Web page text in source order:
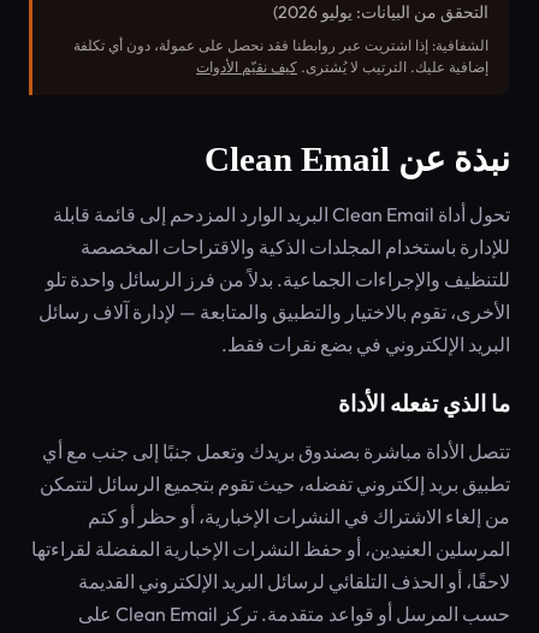
التحقق من البيانات: يوليو 2026)
الشفافية: إذا اشتريت عبر روابطنا فقد نحصل على عمولة، دون أي تكلفة
إضافية عليك. الترتيب لا يُشترى. كيف نقيّم الأدوات
نبذة عن Clean Email
تحول أداة Clean Email البريد الوارد المزدحم إلى قائمة قابلة
للإدارة باستخدام المجلدات الذكية والاقتراحات المخصصة
للتنظيف والإجراءات الجماعية. بدلاً من فرز الرسائل واحدة تلو
الأخرى، تقوم بالاختيار والتطبيق والمتابعة — لإدارة آلاف رسائل
البريد الإلكتروني في بضع نقرات فقط.
ما الذي تفعله الأداة
تتصل الأداة مباشرة بصندوق بريدك وتعمل جنبًا إلى جنب مع أي
تطبيق بريد إلكتروني تفضله، حيث تقوم بتجميع الرسائل لتتمكن
من إلغاء الاشتراك في النشرات الإخبارية، أو حظر أو كتم
المرسلين العنيدين، أو حفظ النشرات الإخبارية المفضلة لقراءتها
لاحقًا، أو الحذف التلقائي لرسائل البريد الإلكتروني القديمة
حسب المرسل أو قواعد متقدمة. تركز Clean Email على